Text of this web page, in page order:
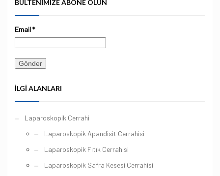
BÜLTENIMIZE ABONE OLUN
Email*
İLGI ALANLARI
Laparoskopik Cerrahi
Laparoskopik Apandisit Cerrahisi
Laparoskopik Fıtık Cerrahisi
Laparoskopik Safra Kesesi Cerrahisi